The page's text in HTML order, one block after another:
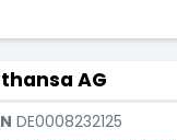
AG
DE0008232125